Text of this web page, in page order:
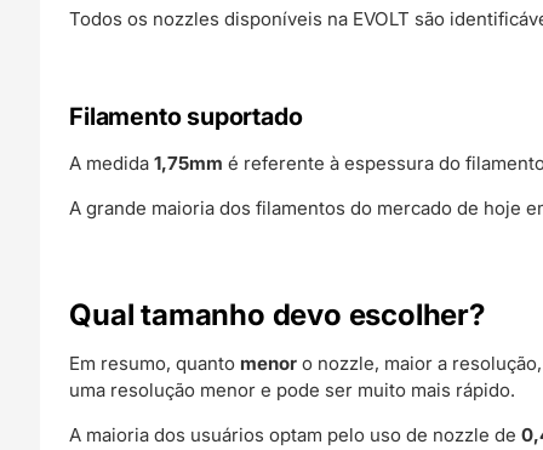
Todos os nozzles disponíveis na EVOLT são
Filamento suportado
A medida1,75mm é referente à espessura do
A grande maioria dos filamentos do mercado de hoje
Qual tamanho devo escolher?
Em resumo, quanto menor o nozzle, maior a
uma resolução menor e pode ser muito mais rápido.
A maioria dos usuários optam pelo uso de nozzle de